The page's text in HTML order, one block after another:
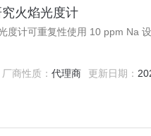
火焰光度计
计可重复性使用 10 ppm Na
厂商性质： 代理商 更新日期：